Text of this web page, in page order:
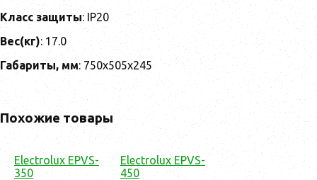
Класс защиты: IP20
Вес(кг): 17.0
Габариты, мм: 750х505х245
Похожие товары
Electrolux EPVS-
350
Electrolux EPVS-
450